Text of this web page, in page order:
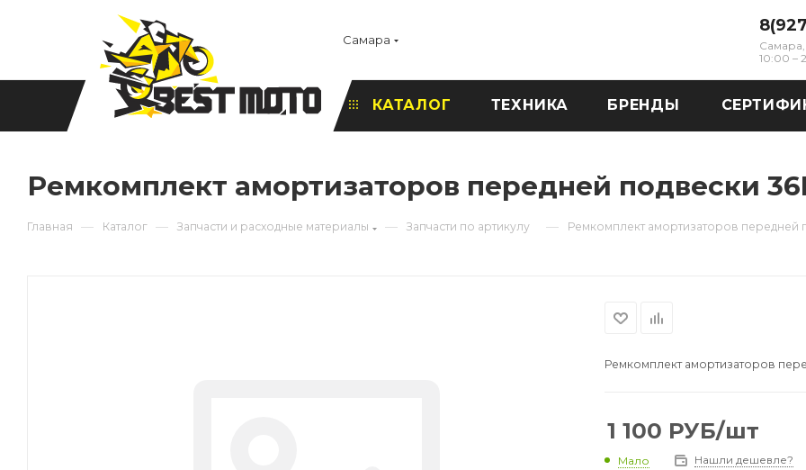
Самара
10:00 –
КАТАЛОГ ТЕХНИКА БРЕНДЫ
Ремкомплект амортизаторов передней подвески
Главная — Каталог — Запчасти и расходные материалы — Запчасти по артикулу — Ремкомплект амортизаторов передней
Ремкомплект амортизаторов
1 100 РУБ/шт
Мало Нашли дешевле?